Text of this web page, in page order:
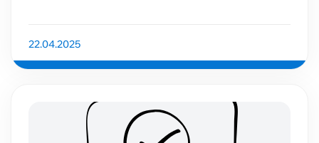
22.04.2025